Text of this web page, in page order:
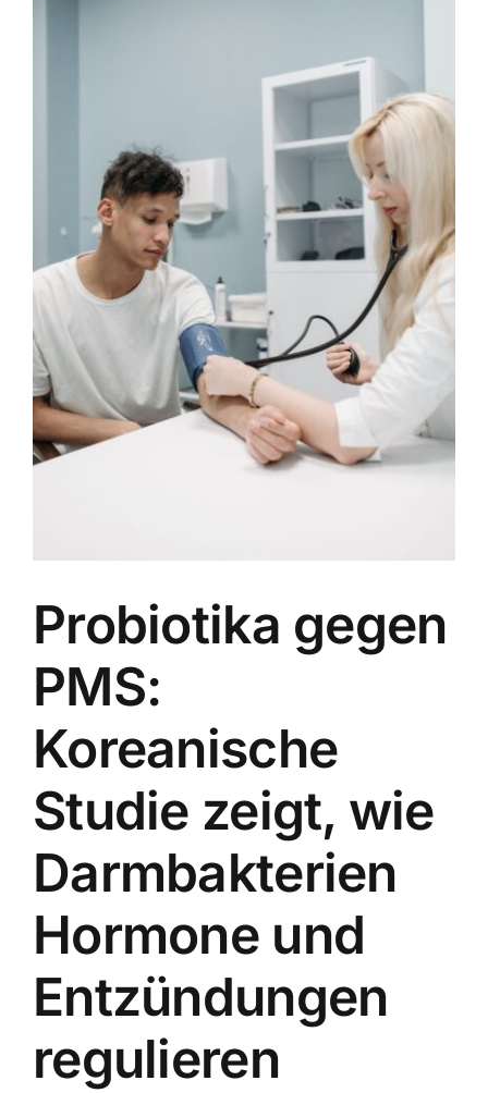
Probiotika gegen
PMS:
Koreanische
Studie zeigt, wie
Darmbakterien
Hormone und
Entzündungen
regulieren